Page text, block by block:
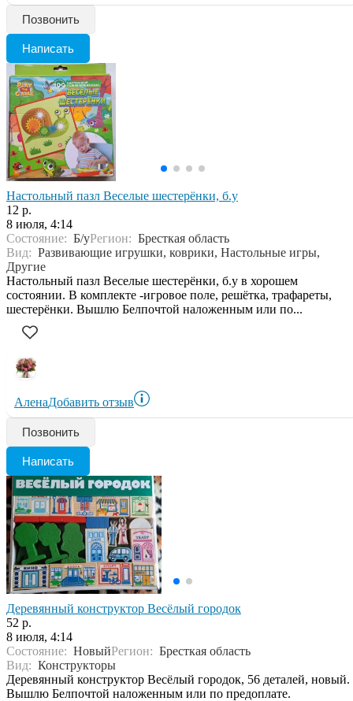
Позвонить
Написать
Настольный пазл Веселые шестерёнки, б.у
12 р.
8 июля, 4:14
Состояние: Б/уРегион: Бресткая область
Вид: Развивающие игрушки, коврики, Настольные игры,
Другие
Настольный пазл Веселые шестерёнки, б.у в хорошем
состоянии. В комплекте -игровое поле, решётка, трафареты,
шестерёнки. Вышлю Белпочтой наложенным или по...
АленаДобавить отзыв
Позвонить
Написать
Деревянный конструктор Весёлый городок
52 р.
8 июля, 4:14
Состояние: НовыйРегион: Бресткая область
Вид: Конструкторы
Деревянный конструктор Весёлый городок, 56 деталей, новый.
Вышлю Белпочтой наложенным или по предоплате.